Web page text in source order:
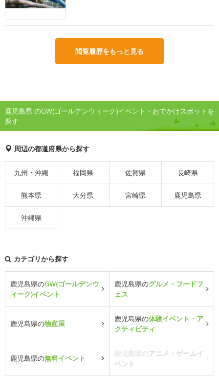
閲覧履歴をもっと見る
鹿児島県 のGW(ゴールデンウィーク)イベント・おでかけスポットを
探す
周辺の都道府県から探す
九州・沖縄 福岡県 佐賀県 長崎県
熊本県 大分県 宮崎県 鹿児島県
沖縄県
カテゴリから探す
鹿児島県のGW(ゴールデンウ
ィーク)イベント
鹿児島県のグルメ・フードフ
ェス
鹿児島県の物産展
鹿児島県の体験イベント・ア
クティビティ
鹿児島県の無料イベント
鹿児島県のアニメ・ゲームイ
ベント